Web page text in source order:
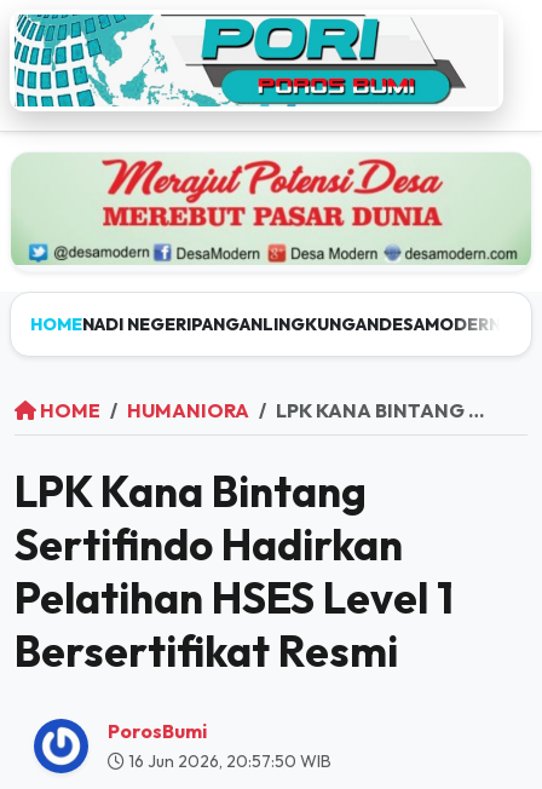
HOMENADI NEGERIPANGANLINGKUNGANDESAMODERN
HOME HUMANIORA LPK KANA BINTANG SERTIFINDO HADIRKAN PELATIHAN HSES LEVEL 1 BERSERTIFIKAT RESMI
LPK Kana Bintang
Sertifindo Hadirkan
Pelatihan HSES Level 1
Bersertifikat Resmi
PorosBumi
16 Jun 2026, 20:57:50 WIB